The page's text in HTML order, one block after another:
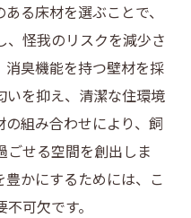
る床材を選ぶことで、
怪我のリスクを減少さ
臭機能を持つ壁材を採
いを抑え、清潔な住環境
組み合わせにより、飼
ごせる空間を創出しま
かにするためには、こ
可欠です。